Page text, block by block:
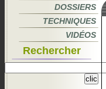
DOSSIERS
TECHNIQUES
VIDÉOS
Rechercher